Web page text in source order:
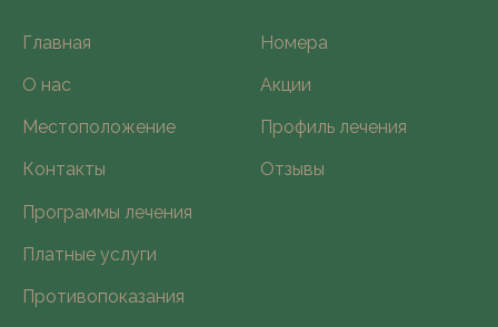
Программы лечения
Платные услуги
Противопоказания
Номера
Акции
Профиль лечения
Отзывы
Главная
О нас
Местоположение
Контакты